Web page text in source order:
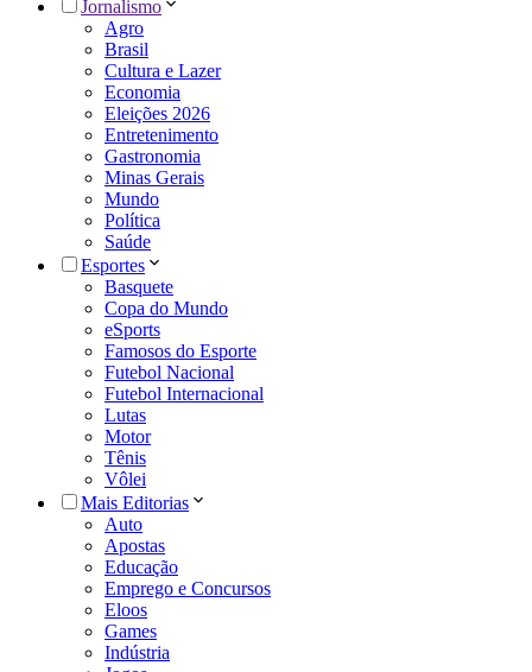
Jornalismo
Agro
Brasil
Cultura e Lazer
Economia
Eleições 2026
Entretenimento
Gastronomia
Minas Gerais
Mundo
Política
Saúde
Esportes
Basquete
Copa do Mundo
eSports
Famosos do Esporte
Futebol Nacional
Futebol Internacional
Lutas
Motor
Tênis
Vôlei
Mais Editorias
Auto
Apostas
Educação
Emprego e Concursos
Eloos
Games
Indústria